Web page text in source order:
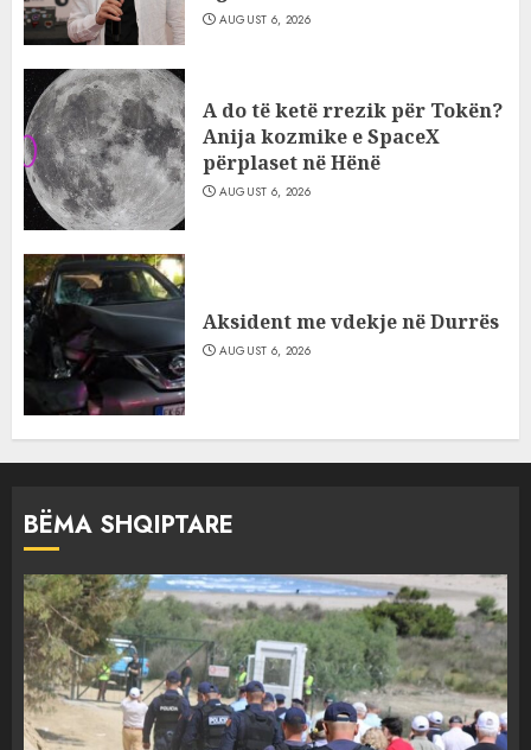
AUGUST 6, 2026
A do të ketë rrezik për Tokën?
Anija kozmike e SpaceX
përplaset në Hënë
AUGUST 6, 2026
Aksident me vdekje në Durrës
AUGUST 6, 2026
BËMA SHQIPTARE